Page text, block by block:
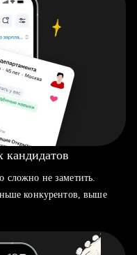
кандидатов
сложно не заметить.
конкурентов, выше